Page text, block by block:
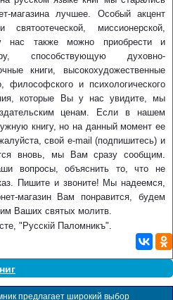
магазина лучшее. Особый акцент
миссионерской,
нас также можно приобрести и
способствующую духовно-
книги, высокохудожественные
философского и психологического
которые Вы у нас увидите, мы
ценам. Если в нашем
книгу, но на данный момент ее
свой e-mail (подпишитесь) и
вновь, мы Вам сразу сообщим.
вопросы, объяснить то, что не
Пишите и звоните! Мы надеемся,
магазин Вам понравится, будем
Ваших святых молитв.
"Русскiй Паломникъ".
предлагает широкий выбор